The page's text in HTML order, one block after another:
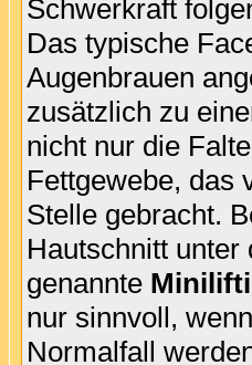
Schwerkraft
Das typische
Augenbrauen
zusätzlich zu
nicht nur die
Fettgewebe, das
Stelle gebracht.
Hautschnitt
genannte
nur sinnvoll,
Normalfall